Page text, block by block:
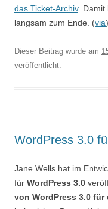
das Ticket-Archiv. Damit
langsam zum Ende. (via)
Dieser Beitrag wurde am
veröffentlicht.
WordPress 3.0
Jane Wells hat im
für WordPress 3.0
von WordPress 3.0 für